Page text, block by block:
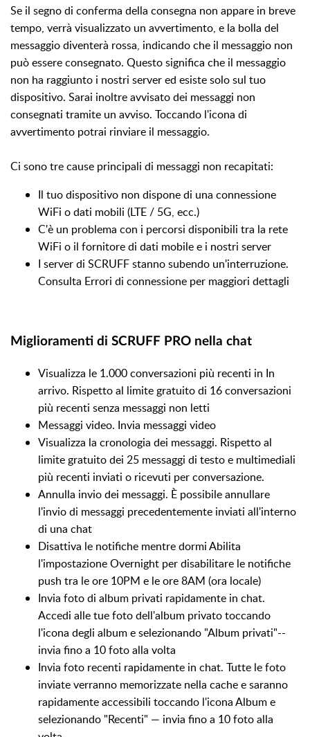
Se il segno di conferma della consegna non appare in breve
tempo, verrà visualizzato un avvertimento, e la bolla del
messaggio diventerà rossa, indicando che il messaggio non
può essere consegnato. Questo significa che il messaggio
non ha raggiunto i nostri server ed esiste solo sul tuo
dispositivo. Sarai inoltre avvisato dei messaggi non
consegnati tramite un avviso. Toccando l'icona di
avvertimento potrai rinviare il messaggio.
Ci sono tre cause principali di messaggi non recapitati:
Il tuo dispositivo non dispone di una connessione
WiFi o dati mobili (LTE / 5G, ecc.)
C'è un problema con i percorsi disponibili tra la rete
WiFi o il fornitore di dati mobile e i nostri server
I server di SCRUFF stanno subendo un'interruzione.
Consulta Errori di connessione per maggiori dettagli
Miglioramenti di SCRUFF PRO nella chat
Visualizza le 1.000 conversazioni più recenti in In
arrivo. Rispetto al limite gratuito di 16 conversazioni
più recenti senza messaggi non letti
Messaggi video. Invia messaggi video
Visualizza la cronologia dei messaggi. Rispetto al
limite gratuito dei 25 messaggi di testo e multimediali
più recenti inviati o ricevuti per conversazione.
Annulla invio dei messaggi. È possibile annullare
l'invio di messaggi precedentemente inviati all'interno
di una chat
Disattiva le notifiche mentre dormi Abilita
l'impostazione Overnight per disabilitare le notifiche
push tra le ore 10PM e le ore 8AM (ora locale)
Invia foto di album privati rapidamente in chat.
Accedi alle tue foto dell'album privato toccando
l'icona degli album e selezionando "Album privati"--
invia fino a 10 foto alla volta
Invia foto recenti rapidamente in chat. Tutte le foto
inviate verranno memorizzate nella cache e saranno
rapidamente accessibili toccando l'icona Album e
selezionando "Recenti" — invia fino a 10 foto alla